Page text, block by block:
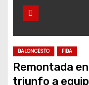
BALONCESTO FIBA
Remontada
triunfo a